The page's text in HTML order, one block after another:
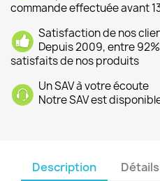
commande effectuée avant
Satisfaction de nos
Depuis 2009, entre
satisfaits de nos produits
Un SAV à votre écoute
Notre SAV est
Description